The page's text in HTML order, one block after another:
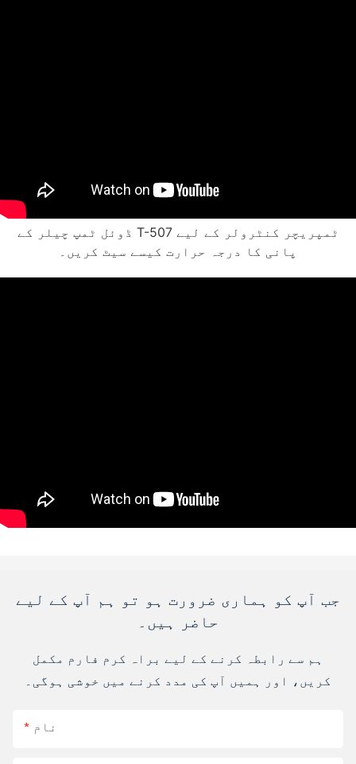
ڈوئل ٹمپ چیلر کے T-507 ٹمپریچر کنٹرولر کے لیے
پانی کا درجہ حرارت کیسے سیٹ کریں۔
جب آپ کو ہماری ضرورت ہو تو ہم آپ کے لیے
حاضر ہیں۔
ہم سے رابطہ کرنے کے لیے براہ کرم فارم مکمل
کریں، اور ہمیں آپ کی مدد کرنے میں خوشی ہوگی۔
نام